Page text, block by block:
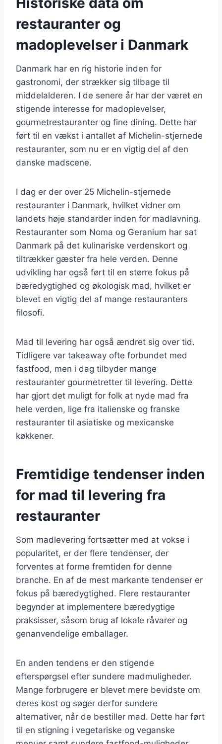
restauranter og
madoplevelser i Danmark
Danmark har en rig historie inden for
gastronomi, der strækker sig tilbage til
middelalderen. I de senere år har der været en
stigende interesse for madoplevelser,
gourmetrestauranter og fine dining. Dette har
ført til en vækst i antallet af Michelin-stjernede
restauranter, som nu er en vigtig del af den
danske madscene.
I dag er der over 25 Michelin-stjernede
restauranter i Danmark, hvilket vidner om
landets høje standarder inden for madlavning.
Restauranter som Noma og Geranium har sat
Danmark på det kulinariske verdenskort og
tiltrækker gæster fra hele verden. Denne
udvikling har også ført til en større fokus på
bæredygtighed og økologisk mad, hvilket er
blevet en vigtig del af mange restauranters
filosofi.
Mad til levering har også ændret sig over tid.
Tidligere var takeaway ofte forbundet med
fastfood, men i dag tilbyder mange
restauranter gourmetretter til levering. Dette
har gjort det muligt for folk at nyde mad fra
hele verden, lige fra italienske og franske
restauranter til asiatiske og mexicanske
køkkener.
Fremtidige tendenser inden
for mad til levering fra
restauranter
Som madlevering fortsætter med at vokse i
popularitet, er der flere tendenser, der
forventes at forme fremtiden for denne
branche. En af de mest markante tendenser er
fokus på bæredygtighed. Flere restauranter
begynder at implementere bæredygtige
praksisser, såsom brug af lokale råvarer og
genanvendelige emballager.
En anden tendens er den stigende
efterspørgsel efter sundere madmuligheder.
Mange forbrugere er blevet mere bevidste om
deres kost og søger derfor sundere
alternativer, når de bestiller mad. Dette har ført
til en stigning i vegetariske og veganske